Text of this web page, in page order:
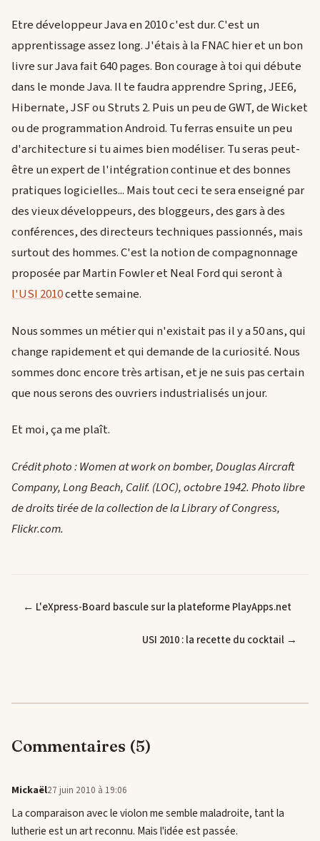
Etre développeur Java en 2010 c'est dur. C'est un
apprentissage assez long. J'étais à la FNAC hier et un bon
livre sur Java fait 640 pages. Bon courage à toi qui débute
dans le monde Java. Il te faudra apprendre Spring, JEE6,
Hibernate, JSF ou Struts 2. Puis un peu de GWT, de Wicket
ou de programmation Android. Tu ferras ensuite un peu
d'architecture si tu aimes bien modéliser. Tu seras peut-
être un expert de l'intégration continue et des bonnes
pratiques logicielles... Mais tout ceci te sera enseigné par
des vieux développeurs, des bloggeurs, des gars à des
conférences, des directeurs techniques passionnés, mais
surtout des hommes. C'est la notion de compagnonnage
proposée par Martin Fowler et Neal Ford qui seront à
l'USI 2010cette semaine.
Nous sommes un métier qui n'existait pas il y a 50 ans, qui
change rapidement et qui demande de la curiosité. Nous
sommes donc encore très artisan, et je ne suis pas certain
que nous serons des ouvriers industrialisés un jour.
Et moi, ça me plaît.
Crédit photo : Women at work on bomber, Douglas Aircraft
Company, Long Beach, Calif. (LOC), octobre 1942. Photo libre
de droits tirée de la collection de la Library of Congress,
Flickr.com.
← L'eXpress-Board bascule sur la plateforme PlayApps.net
USI 2010 : la recette du cocktail →
Commentaires (5)
Mickaël27 juin 2010 à 19:06
La comparaison avec le violon me semble maladroite, tant la
lutherie est un art reconnu. Mais l'idée est passée.